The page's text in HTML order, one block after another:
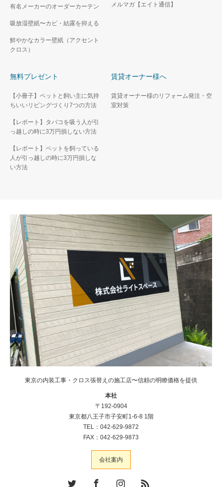
有名メーカーのオーダーカーテン
吸放湿壁紙〜カビ・結露を抑える
鮮やかなカラー壁紙（アクセント
クロス）
メルマガ【エイト通信】
無料プレゼント
【小冊子】ペットと飼い主に気持
ちいいリビングづくり7つの方法
【レポート】タバコを吸う人が引
っ越しの時に3万円損しない方法
【レポート】ペットを飼っている
人が引っ越しの時に3万円損しな
い方法
賃貸オーナー様へ
賃貸オーナー様のリフォーム発注・空
室対策
東京の内装工事・クロス張替えの施工店〜信頼の明瞭価格を提供
本社
〒192-0904
東京都八王子市子安町1-6-8 1階
TEL：042-629-9872
FAX：042-629-9873
会社案内
Instagram RSS